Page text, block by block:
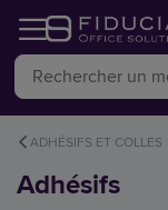
ADHÉSIFS ET COLLES
Adhésifs